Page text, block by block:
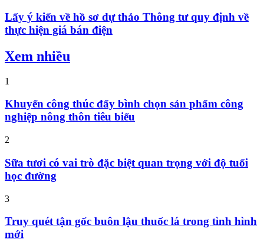
Lấy ý kiến về hồ sơ dự thảo Thông tư quy định về
thực hiện giá bán điện
Xem nhiều
1
Khuyến công thúc đẩy bình chọn sản phẩm công
nghiệp nông thôn tiêu biểu
2
Sữa tươi có vai trò đặc biệt quan trọng với độ tuổi
học đường
3
Truy quét tận gốc buôn lậu thuốc lá trong tình hình
mới